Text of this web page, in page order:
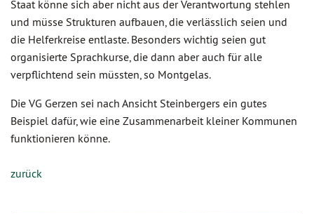
Staat könne sich aber nicht aus der Verantwortung stehlen
und müsse Strukturen aufbauen, die verlässlich seien und
die Helferkreise entlaste. Besonders wichtig seien gut
organisierte Sprachkurse, die dann aber auch für alle
verpflichtend sein müssten, so Montgelas.
Die VG Gerzen sei nach Ansicht Steinbergers ein gutes
Beispiel dafür, wie eine Zusammenarbeit kleiner Kommunen
funktionieren könne.
zurück